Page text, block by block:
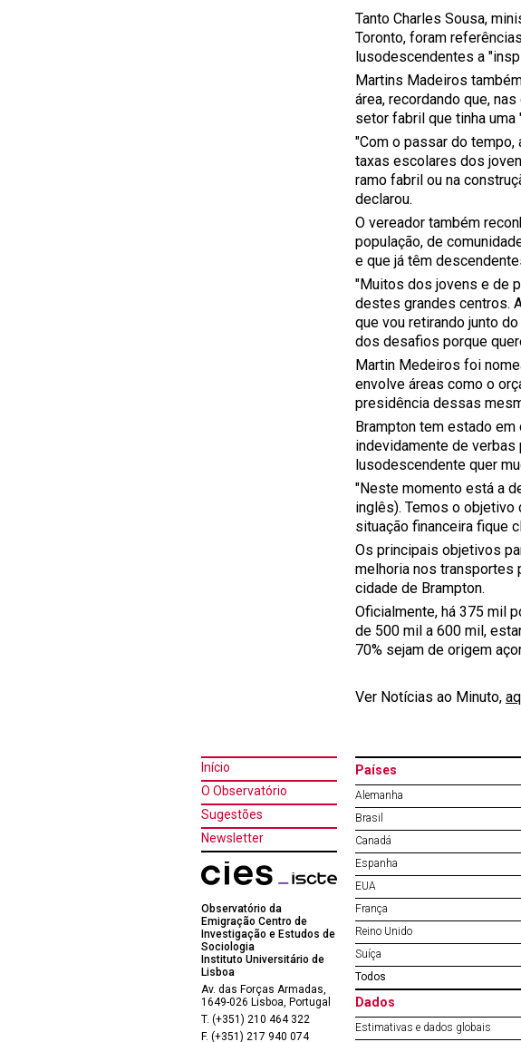
Tanto Charles Sousa,
Toronto, foram
lusodescendentes a
Martins Madeiros
área, recordando que,
setor fabril que tinha
"Com o passar do tempo,
taxas escolares dos
ramo fabril ou na
declarou.
O vereador também
população, de
e que já têm
"Muitos dos jovens e de
destes grandes centros.
que vou retirando junto
dos desafios porque
Martin Medeiros foi
envolve áreas como o
presidência dessas
Brampton tem estado
indevidamente de verbas
lusodescendente quer
"Neste momento está a
inglês). Temos o objetivo
situação financeira fique
Os principais objetivos
melhoria nos transportes
cidade de Brampton.
Oficialmente, há 375 mil
de 500 mil a 600 mil,
70% sejam de origem
Ver Notícias ao Minuto,
Início
O Observatório
Sugestões
Newsletter
Observatório da
Emigração Centro de
Investigação e Estudos de
Sociologia
Instituto Universitário de
Lisboa
Av. das Forças Armadas,
1649-026 Lisboa, Portugal
T. (+351) 210 464 322
F. (+351) 217 940 074
Países
Alemanha
Brasil
Canadá
Espanha
EUA
França
Reino Unido
Suíça
Todos
Dados
Estimativas e dados globais